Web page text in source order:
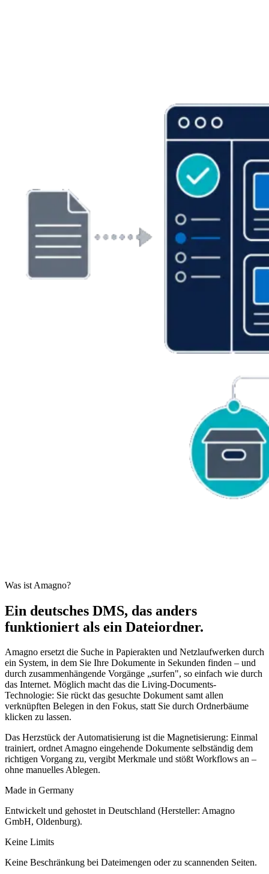
Was ist Amagno?
Ein deutsches DMS, das anders
funktioniert als ein Dateiordner.
Amagno ersetzt die Suche in Papierakten und Netzlaufwerken durch
ein System, in dem Sie Ihre Dokumente in Sekunden finden – und
durch zusammenhängende Vorgänge „surfen", so einfach wie durch
das Internet. Möglich macht das die Living-Documents-
Technologie: Sie rückt das gesuchte Dokument samt allen
verknüpften Belegen in den Fokus, statt Sie durch Ordnerbäume
klicken zu lassen.
Das Herzstück der Automatisierung ist die Magnetisierung: Einmal
trainiert, ordnet Amagno eingehende Dokumente selbständig dem
richtigen Vorgang zu, vergibt Merkmale und stößt Workflows an –
ohne manuelles Ablegen.
Made in Germany
Entwickelt und gehostet in Deutschland (Hersteller: Amagno
GmbH, Oldenburg).
Keine Limits
Keine Beschränkung bei Dateimengen oder zu scannenden Seiten.